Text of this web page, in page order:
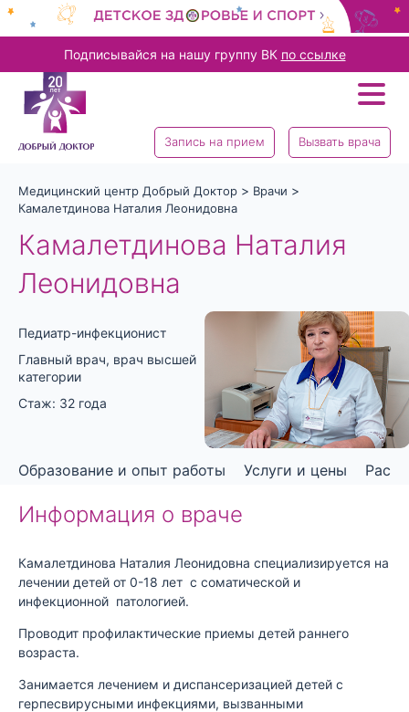
Подписывайся на нашу группу ВК по ссылке
Запись на прием Вызвать врача
Медицинский центр Добрый Доктор > Врачи >
Камалетдинова Наталия Леонидовна
Камалетдинова Наталия
Леонидовна
Педиатр-инфекционист
Главный врач, врач высшей
категории
Стаж: 32 года
Образование и опыт работы Услуги и цены
Информация о враче
Камалетдинова Наталия Леонидовна специализируется на
лечении детей от 0-18 лет с соматической и
инфекционной патологией.
Проводит профилактические приемы детей раннего
возраста.
Занимается лечением и диспансеризацией детей с
герпесвирусными инфекциями, вызванными